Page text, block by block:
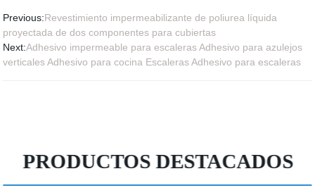
Previous:Revestimiento impermeabilizante de poliurea líquida
proyectada de dos componentes para cubiertas
Next:Adhesivo impermeable para escaleras Adhesivo para azulejos
verticales Adhesivo para cocina Escaleras Adhesivo para escaleras
PRODUCTOS DESTACADOS